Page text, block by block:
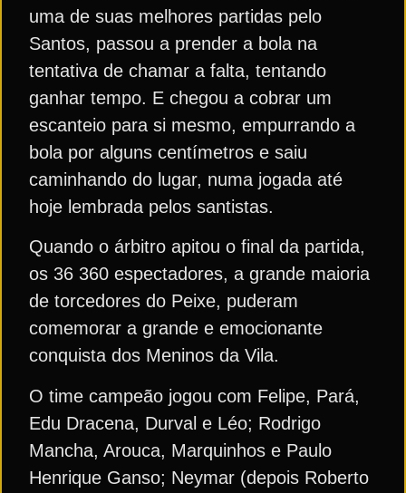
uma de suas melhores partidas pelo
Santos, passou a prender a bola na
tentativa de chamar a falta, tentando
ganhar tempo. E chegou a cobrar um
escanteio para si mesmo, empurrando a
bola por alguns centímetros e saiu
caminhando do lugar, numa jogada até
hoje lembrada pelos santistas.
Quando o árbitro apitou o final da partida,
os 36 360 espectadores, a grande maioria
de torcedores do Peixe, puderam
comemorar a grande e emocionante
conquista dos Meninos da Vila.
O time campeão jogou com Felipe, Pará,
Edu Dracena, Durval e Léo; Rodrigo
Mancha, Arouca, Marquinhos e Paulo
Henrique Ganso; Neymar (depois Roberto